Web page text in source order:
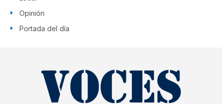
Opinión
Portada del día